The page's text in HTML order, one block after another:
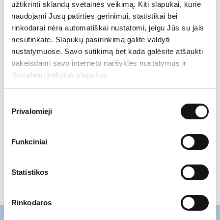
užtikrinti sklandų svetainės veikimą. Kiti slapukai, kurie
naudojami Jūsų patirties gerinimui, statistikai bei
rinkodarai nėra automatiškai nustatomi, jeigu Jūs su jais
nesutinkate. Slapukų pasirinkimą galite valdyti
nustatymuose. Savo sutikimą bet kada galėsite atšaukti
pakeisdami savo interneto naršyklės nustatymus ir
ištrindami įrašytus slapukus.
pasirinkimas
Privalomieji
Funkciniai
Statistikos
Rinkodaros
Asmuo, įgaliotas suteikti papildomą
informaciją:
Kazimieras Tonkūnas
Direktorius
El. paštask.tonkunas@invltechnology.lt
Priedai:
Priedas Nr. 1 – Atnaujintas bendras balsavimo
biuletenis (INVL Technolog…pdf
projektas (2016-03-03).pdf
projektas_20160304.pdf